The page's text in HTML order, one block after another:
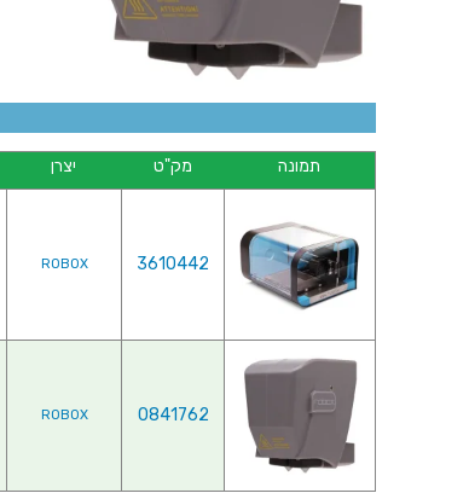
תמונה מק"ט יצרן
3610442
ROBOX
0841762
ROBOX